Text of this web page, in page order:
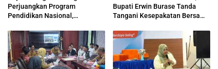
Perjuangkan Program
Pendidikan Nasional,
Respons Positif
Bupati Erwin Burase Tanda
Tangani Kesepakatan Bersama